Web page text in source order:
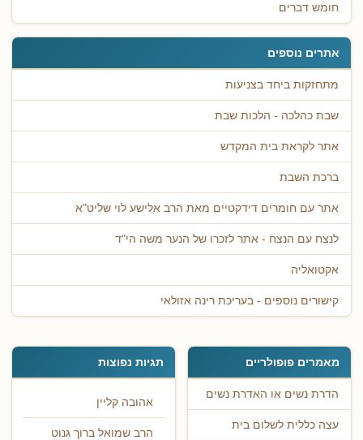
חומש דברים
אתרים נוספים
מתחזקות ביחד בצניעות
שבת כהלכה - הלכות שבת
אתר לקראת בית המקדש
ברכת השבת
אתר עם חומרים דידקטיים מאת הרב אלישע לוי שליט"א
לנצח עם הנצח - אתר לזכרו של הנער משה הי"ד
אקטואליה
קישורים נוספים - בעריכת רינה אזולאי
מאמרים פופולריים
הדרת נשים או האדרת נשים
עצה כללית לשלום בית
תגיות נפוצות
אהובה קליין
הרב שמואל ברוך גנוט